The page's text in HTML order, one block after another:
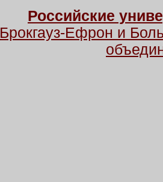
Российские
Брокгауз-Ефрон и